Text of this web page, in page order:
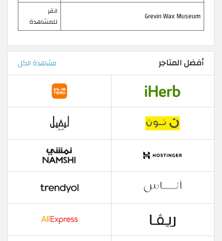
Grevin Wax Museum
انقر
للمشاهدة
أفضل المتاجر مشاهدة الكل